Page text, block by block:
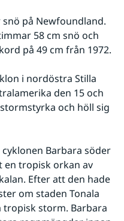
58 cm snö och
på 49 cm från 1972.
den 15 och
och höll sig
en tropisk orkan av
Efter att den hade
om staden Tonala
tropisk storm. Barbara